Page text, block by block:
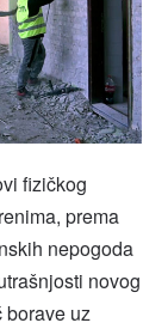
fizičkog
prema
nepogoda
novog
borave uz